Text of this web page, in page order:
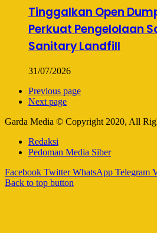
Tinggalkan Open
Perkuat Pengelolaan
Sanitary Landfill
31/07/2026
Previous page
Next page
Garda Media © Copyright 2020, All
Redaksi
Pedoman Media Siber
Facebook Twitter WhatsApp Telegram
Back to top button